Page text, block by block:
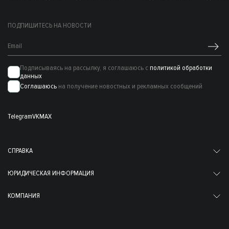
ПОДПИШИТЕСЬ НА НОВОСТИ
Подписываясь на рассылку, я соглашаюсь с политикой обработки
данных
Соглашаюсь на получение новостных и рекламных сообщений
TelegramVKMAX
СПРАВКА
ЮРИДИЧЕСКАЯ ИНФОРМАЦИЯ
КОМПАНИЯ